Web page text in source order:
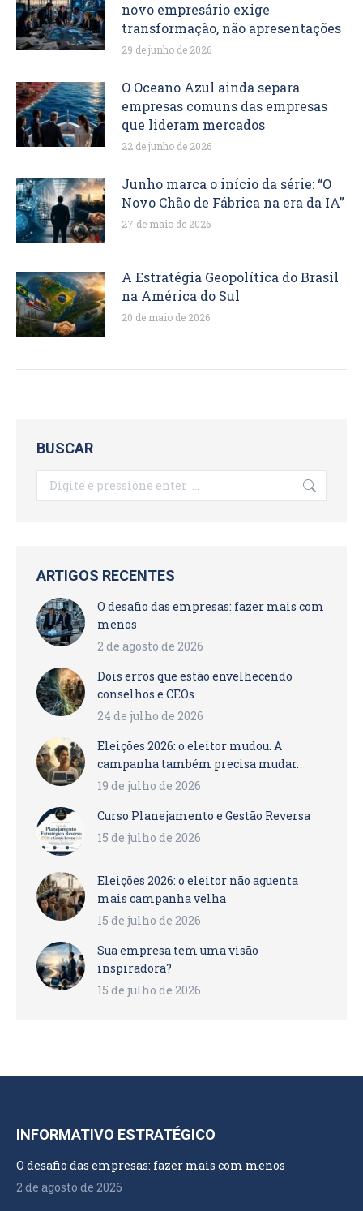
novo empresário exige
transformação, não apresentações
29 de junho de 2026
O Oceano Azul ainda separa
empresas comuns das empresas
que lideram mercados
22 de junho de 2026
Junho marca o início da série: “O
Novo Chão de Fábrica na era da IA”
27 de maio de 2026
A Estratégia Geopolítica do Brasil
na América do Sul
20 de maio de 2026
BUSCAR
Search:
ARTIGOS RECENTES
O desafio das empresas: fazer mais com
menos
2 de agosto de 2026
Dois erros que estão envelhecendo
conselhos e CEOs
24 de julho de 2026
Eleições 2026: o eleitor mudou. A
campanha também precisa mudar.
19 de julho de 2026
Curso Planejamento e Gestão Reversa
15 de julho de 2026
Eleições 2026: o eleitor não aguenta
mais campanha velha
15 de julho de 2026
Sua empresa tem uma visão
inspiradora?
15 de julho de 2026
INFORMATIVO ESTRATÉGICO
O desafio das empresas: fazer mais com menos
2 de agosto de 2026